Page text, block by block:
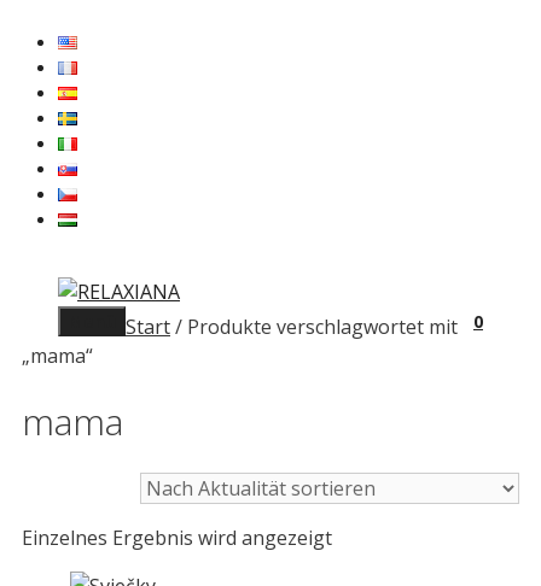
Inhalt
springen
0
Start/ Produkte verschlagwortet mit
„mama“
mama
Einzelnes Ergebnis wird angezeigt